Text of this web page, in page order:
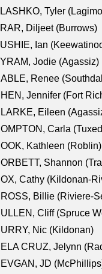
Tyler
Diljeet (Burrows)
Ian
Jodie (Agassiz)
Renee
Jennifer (Fort
Eileen
Carla
Kathleen (Roblin)
Shannon
Cathy (Kildonan-
Billie (Riviere-
Cliff (Spruce
Nic (Kildonan)
CRUZ, Jelynn
JD